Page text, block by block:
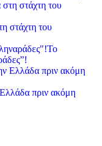
στάχτη του
Το
πριν ακόμη